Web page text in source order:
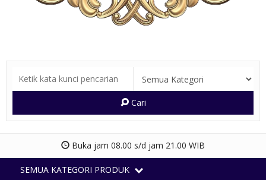
Cari
Buka jam 08.00 s/d jam 21.00 WIB
SEMUA KATEGORI PRODUK